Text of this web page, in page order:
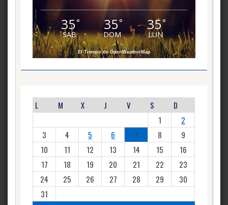
35°
SAB
35°
DOM
35°
LUN
El Tiempo de OpenWeatherMap
L M X J V S
D
1
2
3
4 5 6 7 8
9
10
11 12 13 14 15
16
17
18 19 20 21 22
23
24
25 26 27 28 29
30
31